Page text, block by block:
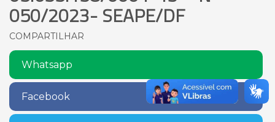
050/2023- SEAPE/DF
COMPARTILHAR
Whatsapp
Facebook